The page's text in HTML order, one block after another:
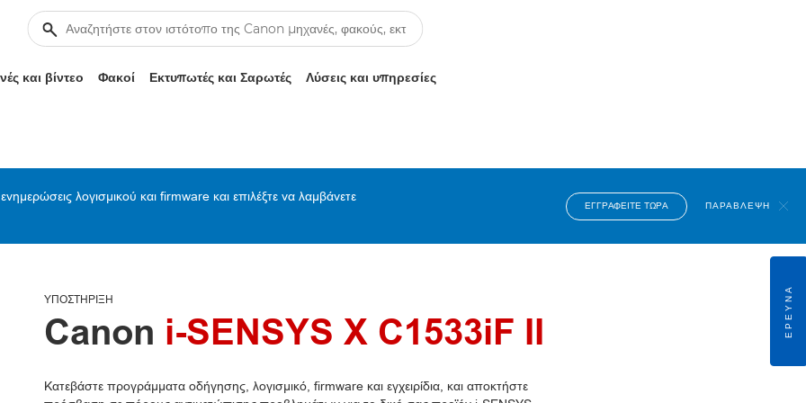
και βίντεο Φακοί Εκτυπωτές και Σαρωτές Λύσεις και υπηρεσίες
λογισμικού και firmware και επιλέξτε να λαμβάνετε
ΕΓΓΡΑΦΕΊΤΕ ΤΏΡΑ ΠΑΡΆΒΛΕΨΗ
ΥΠΟΣΤΉΡΙΞΗ
Canon i-SENSYS X C1533iF II
Κατεβάστε προγράμματα οδήγησης, λογισμικό, firmware και εγχειρίδια, και αποκτήστε
ΈΡΕΥΝΑ